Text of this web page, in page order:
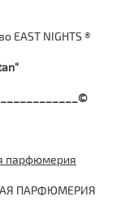
EAST NIGHTS ®
парфюмерия
ПАРФЮМЕРИЯ